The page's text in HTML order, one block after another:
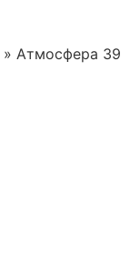
» Атмосфера 39